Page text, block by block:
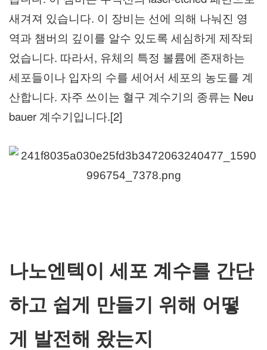
새겨져 있습니다. 이 장비는 선에 의해 나눠진 영
역과 챔버의 깊이를 알수 있도록 세심하게 제작되
었습니다. 따라서, 유체의 특정 볼륨에 존재하는
세포들이나 입자의 수를 세어서 세포의 농도를 계
산합니다. 자주 쓰이는 혈구 계수기의 종류는 Neu
bauer 계수기입니다.[2]
나노엔텍이 세포 계수를 간단
하고 쉽게 만들기 위해 어떻
게 발전해 왔는지